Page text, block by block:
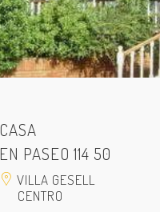
CASA
EN PASEO 114 50
VILLA GESELL
CENTRO